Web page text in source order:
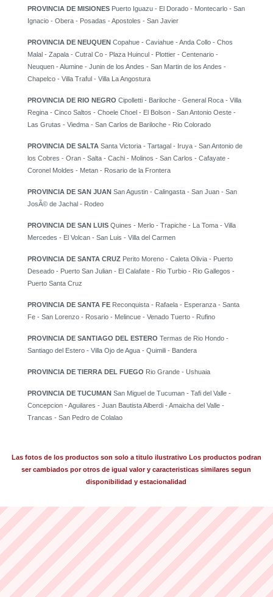
PROVINCIA DE MISIONES Puerto Iguazu - El Dorado - Montecarlo - San
Ignacio - Obera - Posadas - Apostoles - San Javier
PROVINCIA DE NEUQUEN Copahue - Caviahue - Anda Collo - Chos
Malal - Zapala - Cutral Co - Plaza Huincul - Plottier - Centenario -
Neuquen - Alumine - Junin de los Andes - San Martin de los Andes -
Chapelco - Villa Traful - Villa La Angostura
PROVINCIA DE RIO NEGRO Cipolletti - Bariloche - General Roca - Villa
Regina - Cinco Saltos - Choele Choel - El Bolson - San Antonio Oeste -
Las Grutas - Viedma - San Carlos de Bariloche - Rio Colorado
PROVINCIA DE SALTA Santa Victoria - Tartagal - Iruya - San Antonio de
los Cobres - Oran - Salta - Cachi - Molinos - San Carlos - Cafayate -
Coronel Moldes - Metan - Rosario de la Frontera
PROVINCIA DE SAN JUAN San Agustin - Calingasta - San Juan - San
JosÃ© de Jachal - Rodeo
PROVINCIA DE SAN LUIS Quines - Merlo - Trapiche - La Toma - Villa
Mercedes - El Volcan - San Luis - Villa del Carmen
PROVINCIA DE SANTA CRUZ Perito Moreno - Caleta Olivia - Puerto
Deseado - Puerto San Julian - El Calafate - Rio Turbio - Rio Gallegos -
Puerto Santa Cruz
PROVINCIA DE SANTA FE Reconquista - Rafaela - Esperanza - Santa
Fe - San Lorenzo - Rosario - Melincue - Venado Tuerto - Rufino
PROVINCIA DE SANTIAGO DEL ESTERO Termas de Rio Hondo -
Santiago del Estero - Villa Ojo de Agua - Quimili - Bandera
PROVINCIA DE TIERRA DEL FUEGO Rio Grande - Ushuaia
PROVINCIA DE TUCUMAN San Miguel de Tucuman - Tafi del Valle -
Concepcion - Aguilares - Juan Bautista Alberdi - Amaicha del Valle -
Trancas - San Pedro de Colalao
Las fotos de los productos son solo a titulo ilustrativo Los productos podran
ser cambiados por otros de igual valor y caracteristicas similares segun
disponibilidad y estacionalidad